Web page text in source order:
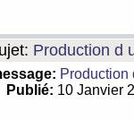
Production d
Production
Publié: 10 Janvier